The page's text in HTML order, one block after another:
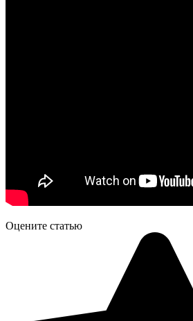
Оцените статью